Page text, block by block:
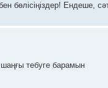
бөлісіңіздер! Ендеше,
тебуге барамын